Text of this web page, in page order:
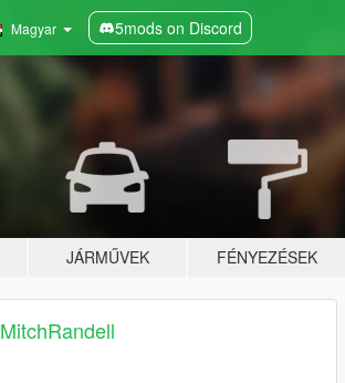
Magyar 5mods on Discord
JÁRMŰVEK FÉNYEZÉSEK
MitchRandell